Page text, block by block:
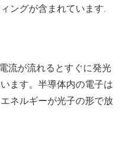
ングが含まれています.
流が流れるとすぐに発光
ます。半導体内の電子は
ネルギーが光子の形で放